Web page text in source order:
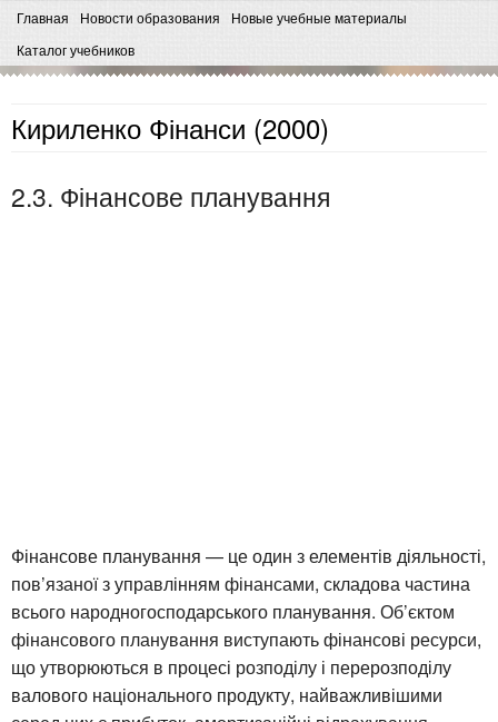
Главная Новости образования
Новые учебные материалы
Каталог учебников
Кириленко Фінанси (2000)
2.3. Фінансове планування
Фінансове планування — це один з елементів діяльності,
пов’язаної з управлінням фінансами, складова частина
всього народногосподарського планування. Об’єктом
фінансового планування виступають фінансові ресурси,
що утворюються в процесі розподілу і перерозподілу
валового національного продукту, найважливішими